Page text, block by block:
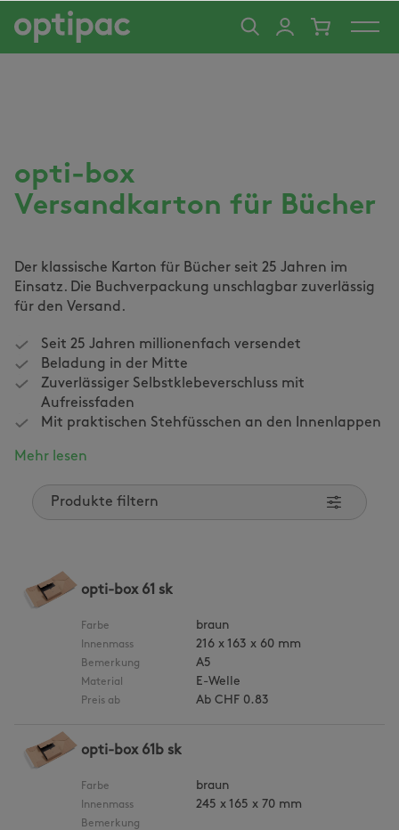
springen
opti-box
Versandkarton für Bücher
Der klassische Karton für Bücher seit 25 Jahren im
Einsatz. Die Buchverpackung unschlagbar zuverlässig
für den Versand.
Seit 25 Jahren millionenfach versendet
Beladung in der Mitte
Zuverlässiger Selbstklebeverschluss mit
Aufreissfaden
Mit praktischen Stehfüsschen an den Innenlappen
Mehr lesen
Produkte filtern
opti-box 61 sk
Farbe braun
Innenmass 216 x 163 x 60 mm
Bemerkung A5
Material E-Welle
Preis ab Ab CHF 0.83
opti-box 61b sk
Farbe braun
Innenmass 245 x 165 x 70 mm
Bemerkung